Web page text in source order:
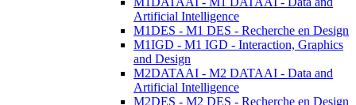
Artificial Intelligence
M1DES - M1 DES - Recherche en Design
M1IGD - M1 IGD - Interaction, Graphics
and Design
M2DATAAI - M2 DATAAI - Data and
Artificial Intelligence
M2DES - M2 DES - Recherche en Design